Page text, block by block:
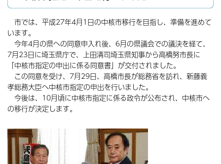
市では、平成27年4月1日の中核市移行を目指し、準備を進めて
います。
今年4月の県への同意申入れ後、6月の県議会での議決を経て、
7月23日に埼玉県庁で、上田清司埼玉県知事から高橋努市長に
「中核市指定の申出に係る同意書」が交付されました。
この同意を受け、7月29日、高橋市長が総務省を訪れ、新藤義
孝総務大臣へ中核市指定の申出を行いました。
今後は、10月頃に中核市指定に係る政令が公布され、中核市へ
の移行が決定します。